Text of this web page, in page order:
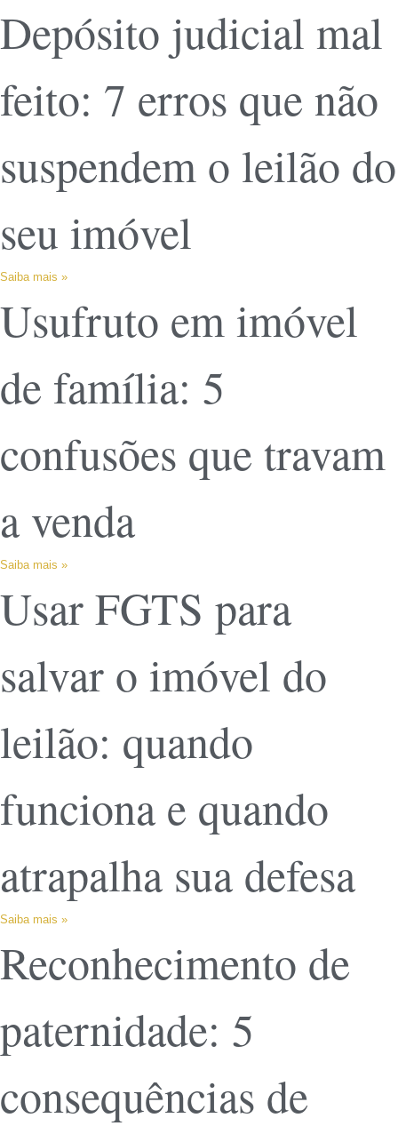
Depósito judicial mal
feito: 7 erros que não
suspendem o leilão do
seu imóvel
Saiba mais »
Usufruto em imóvel
de família: 5
confusões que travam
a venda
Saiba mais »
Usar FGTS para
salvar o imóvel do
leilão: quando
funciona e quando
atrapalha sua defesa
Saiba mais »
Reconhecimento de
paternidade: 5
consequências de